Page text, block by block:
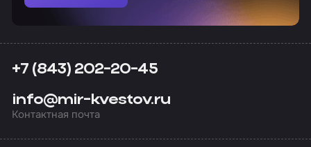
+7 (843) 202-20-45
info@mir-kvestov.ru
Контактная почта